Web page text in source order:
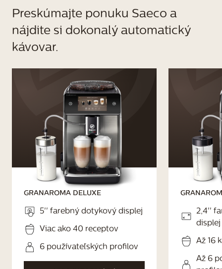
Preskúmajte ponuku Saeco a
nájdite si dokonalý automatický
kávovar.
GRANAROMA DELUXE
5'' farebný dotykový displej
Viac ako 40 receptov
6 používateľských profilov
2,4''
displej
Až 16
Až 6